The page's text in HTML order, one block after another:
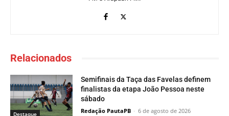
Relacionados
Destaque
Semifinais da Taça das Favelas definem
finalistas da etapa João Pessoa neste
sábado
Redação PautaPB - 6 de agosto de 2026